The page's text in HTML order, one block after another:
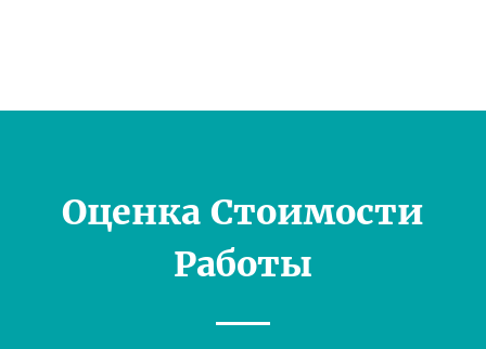
Оценка Стоимости
Работы